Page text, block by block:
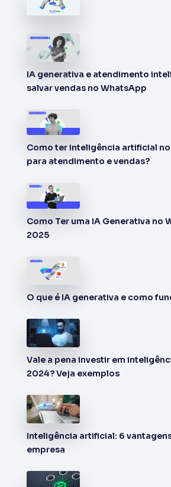
IA generativa e atendimento
salvar vendas no WhatsApp
Como ter inteligência artificial
para atendimento e vendas?
Como Ter uma IA Generativa no
2025
O que é IA generativa e como
Vale a pena investir em
2024? Veja exemplos
Inteligência artificial: 6
empresa